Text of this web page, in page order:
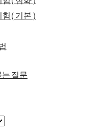
험(기본)
는 질문